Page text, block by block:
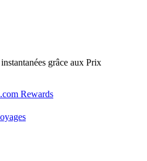
grâce aux Prix
Rewards